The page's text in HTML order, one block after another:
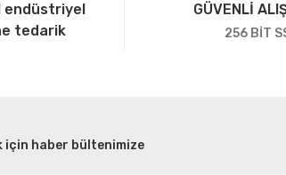
endüstriyel
tedarik
GÜVENLİ
256 BİT
için haber bültenimize